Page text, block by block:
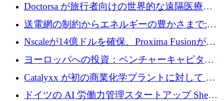
Doctorsa が旅行者向けの世界的な遠隔医療プ
ラットフォームを拡大するために 100 万ユー
ロを調達
送電網の制約からエネルギーの豊かさまで:
Envision の Gobi X がヨーロッパの AI の未来
Nscaleが14億ドルを確保、Proxima Fusionが4
億1,100万ユーロを獲得、Invest EuropeはVCの
ヨーロッパへの投資：ベンチャーキャピタル
が過去2番目に高い水準に到達
Catalyxx が初の商業化学プラントに対して EU
から 2,000 万ユーロ以上の支援を獲得
ドイツの AI 労働力管理スタートアップ Sherpa